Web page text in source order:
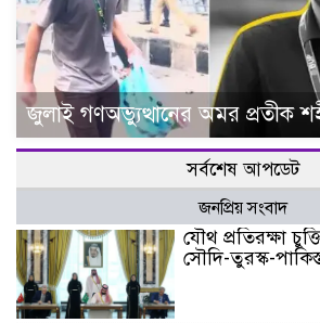
জুলাই গণঅভ্যুত্থানের অমর প্রতীক
সর্বশেষ আপডেট
জনপ্রিয় সংবাদ
যৌথ প্রতিরক্ষা
সৌদি-তুরস্ক-